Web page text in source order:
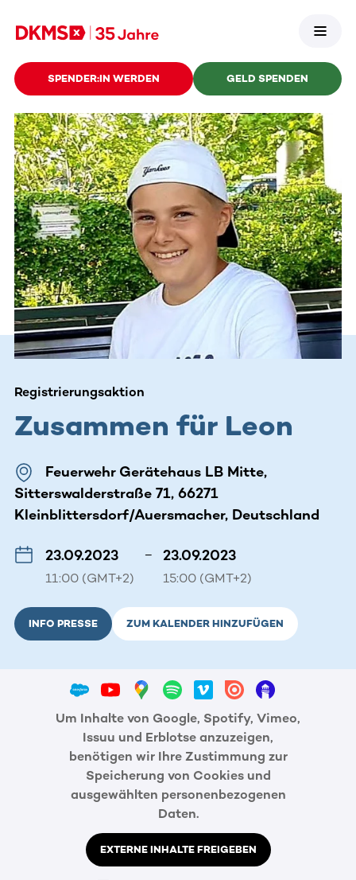
SPENDER:IN WERDEN GELD SPENDEN
Registrierungsaktion
Zusammen für Leon
Feuerwehr Gerätehaus LB Mitte,
Sitterswalderstraße 71, 66271
Kleinblittersdorf/Auersmacher, Deutschland
23.09.2023
11:00 (GMT+2)
– 23.09.2023
15:00 (GMT+2)
INFO PRESSE ZUM KALENDER HINZUFÜGEN
Um Inhalte von Google, Spotify, Vimeo,
Issuu und Erblotse anzuzeigen,
benötigen wir Ihre Zustimmung zur
Speicherung von Cookies und
ausgewählten personenbezogenen
Daten.
EXTERNE INHALTE FREIGEBEN